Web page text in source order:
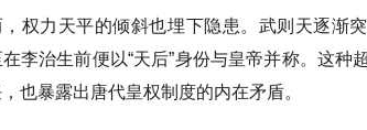
权力天平的倾斜也埋下隐患。武则天逐渐
李治生前便以“天后”身份与皇帝并称。这
也暴露出唐代皇权制度的内在矛盾。